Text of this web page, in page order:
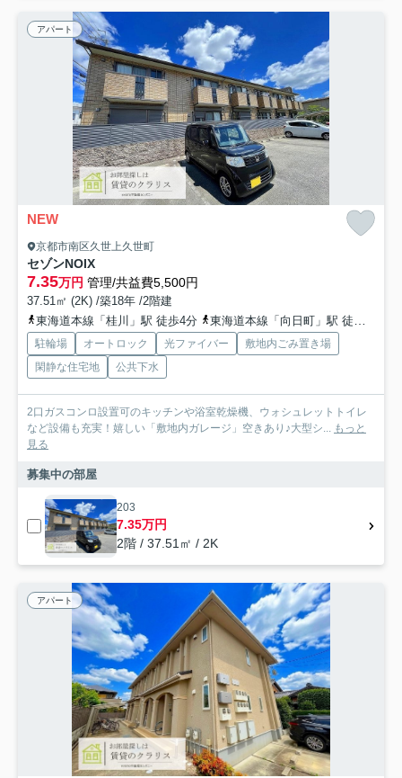
アパート
NEW
京都市南区久世上久世町
セゾンNOIX
7.35万円 管理/共益費5,500円
37.51㎡ (2K) /築18年 /2階建
東海道本線「桂川」駅 徒歩4分
東海道本線「向日町」駅 徒歩14分
駐輪場 オートロック 光ファイバー
敷地内ごみ置き場
閑静な住宅地
公共下水
2口ガスコンロ設置可のキッチンや浴室乾燥機、ウォシュレットトイレ
など設備も充実！嬉しい「敷地内ガレージ」空きあり♪大型シ... もっと
見る
募集中の部屋
203
7.35万円
2階 / 37.51㎡ / 2K
アパート